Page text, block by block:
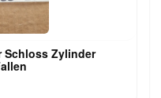
Schloss Zylinder